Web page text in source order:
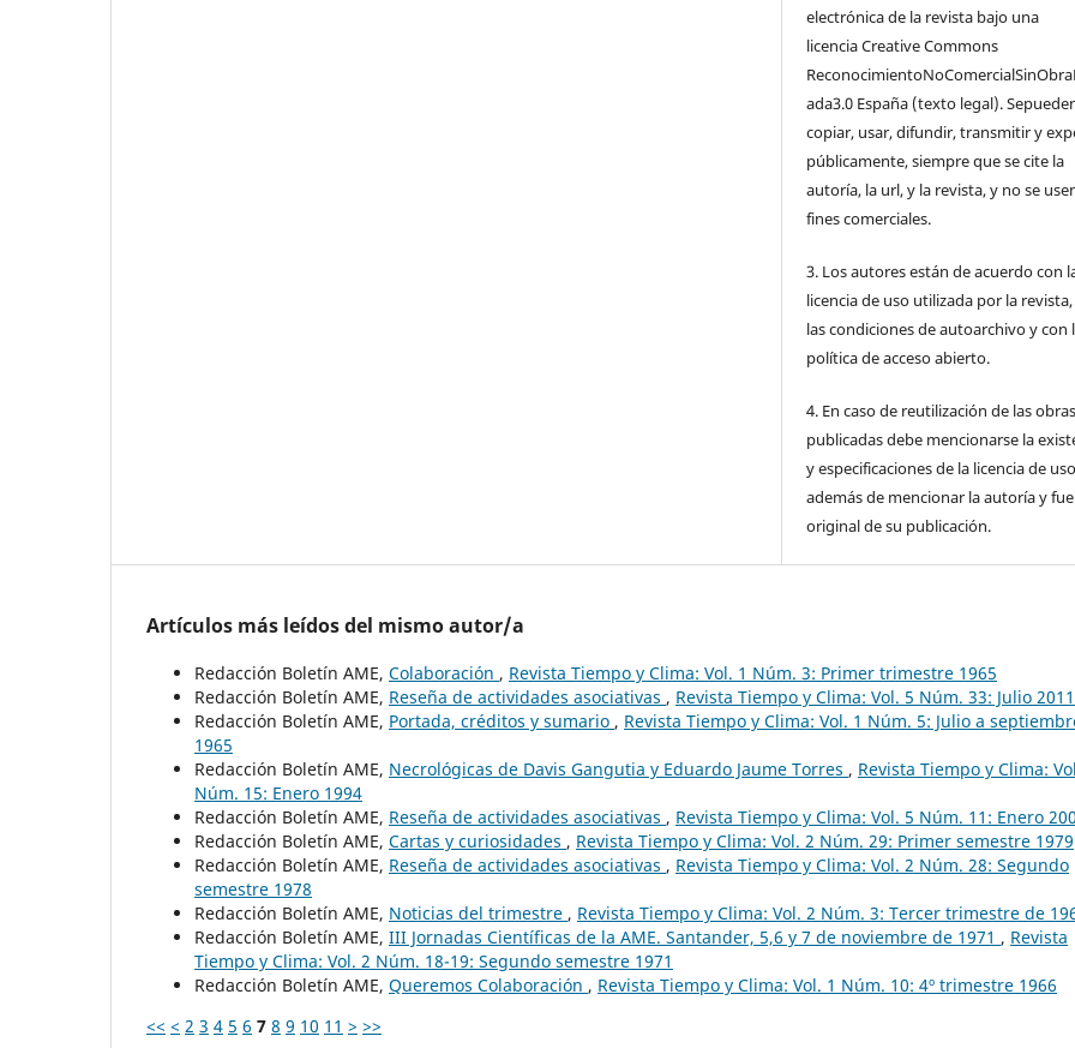
electrónica de la revista bajo una
licencia Creative Commons
ada3.0 España (texto legal).
copiar, usar, difundir, transmitir y
públicamente, siempre que se cite la
autoría, la url, y la revista, y no se
fines comerciales.
3. Los autores están de acuerdo con
licencia de uso utilizada por la
las condiciones de autoarchivo y con
política de acceso abierto.
4. En caso de reutilización de las
publicadas debe mencionarse la
y especificaciones de la licencia de
además de mencionar la autoría y
original de su publicación.
Artículos más leídos del mismo autor/a
Redacción Boletín AME, Colaboración , Revista Tiempo y Clima: Vol. 1 Núm. 3: Primer trimestre 1965
Redacción Boletín AME, Reseña de actividades asociativas , Revista Tiempo y Clima: Vol. 5 Núm. 33: Julio 2011
Redacción Boletín AME, Portada, créditos y sumario , Revista Tiempo y Clima: Vol. 1 Núm. 5: Julio a
1965
Redacción Boletín AME, Necrológicas de Davis Gangutia y Eduardo Jaume Torres , Revista Tiempo y Clima:
Núm. 15: Enero 1994
Redacción Boletín AME, Reseña de actividades asociativas , Revista Tiempo y Clima: Vol. 5 Núm. 11: Enero
Redacción Boletín AME, Cartas y curiosidades , Revista Tiempo y Clima: Vol. 2 Núm. 29: Primer semestre 1979
Redacción Boletín AME, Reseña de actividades asociativas , Revista Tiempo y Clima: Vol. 2 Núm. 28: Segundo
semestre 1978
Redacción Boletín AME, Noticias del trimestre , Revista Tiempo y Clima: Vol. 2 Núm. 3: Tercer trimestre de
Redacción Boletín AME, III Jornadas Científicas de la AME. Santander, 5,6 y 7 de noviembre de 1971 , Revista
Tiempo y Clima: Vol. 2 Núm. 18-19: Segundo semestre 1971
Redacción Boletín AME, Queremos Colaboración , Revista Tiempo y Clima: Vol. 1 Núm. 10: 4º trimestre 1966
<< < 2 3 4 5 6 7 8 9 10 11 > >>